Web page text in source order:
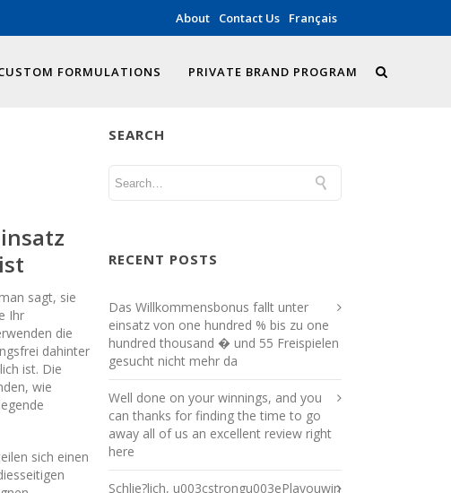
About Contact Us Français
FORMULATIONS PRIVATE BRAND PROGRAM
sagt, sie
Ihr
die
dahinter
ist. Die
wie
sich einen
SEARCH
RECENT POSTS
Das Willkommensbonus fallt unter
einsatz von one hundred % bis zu one
hundred thousand � und 55 Freispielen
gesucht nicht mehr da
Well done on your winnings, and you
can thanks for finding the time to go
away all of us an excellent review right
here
Schlie?lich, u003cstrongu003ePlayouwin